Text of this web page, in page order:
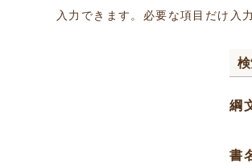
入力できます。必要な項目だけ入
綱
書